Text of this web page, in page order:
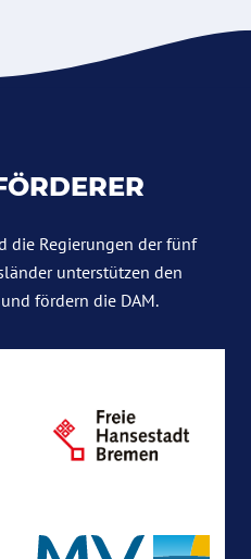
die Regierungen der fünf
unterstützen den
fördern die DAM.